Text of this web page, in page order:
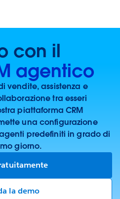
con il
agentico
vendite, assistenza e
tra esseri
piattaforma CRM
una configurazione
predefiniti in grado di
giorno.
la demo